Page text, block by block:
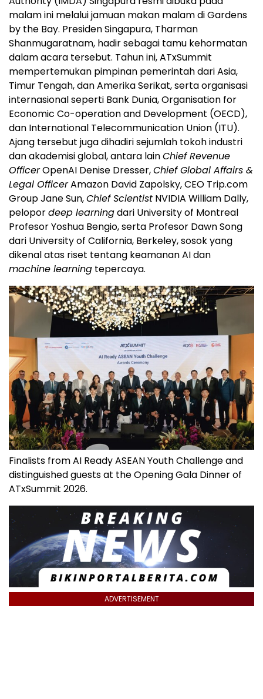
malam ini melalui jamuan makan malam di Gardens
by the Bay. Presiden Singapura, Tharman
Shanmugaratnam, hadir sebagai tamu kehormatan
dalam acara tersebut. Tahun ini, ATxSummit
mempertemukan pimpinan pemerintah dari Asia,
Timur Tengah, dan Amerika Serikat, serta organisasi
internasional seperti Bank Dunia, Organisation for
Economic Co-operation and Development (OECD),
dan International Telecommunication Union (ITU).
Ajang tersebut juga dihadiri sejumlah tokoh industri
dan akademisi global, antara lainChief Revenue
OfficerOpenAI Denise Dresser,Chief Global Affairs &
Legal OfficerAmazon David Zapolsky, CEO Trip.com
Group Jane Sun,Chief Scientist NVIDIA William Dally,
pelopordeep learningdari University of Montreal
Profesor Yoshua Bengio, serta Profesor Dawn Song
dari University of California, Berkeley, sosok yang
dikenal atas riset tentang keamanan AI dan
machine learning tepercaya.
Finalists from AI Ready ASEAN Youth Challenge and
distinguished guests at the Opening Gala Dinner of
ATxSummit 2026.
ADVERTISEMENT